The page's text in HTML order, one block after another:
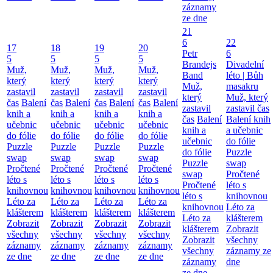
záznamy
ze dne
17
5
Muž,
který
zastavil
čas Balení
knih a
učebnic
do fólie
Puzzle
swap
Pročtené
léto s
knihovnou
Léto za
klášterem
Zobrazit
všechny
záznamy
ze dne
18
5
Muž,
který
zastavil
čas Balení
knih a
učebnic
do fólie
Puzzle
swap
Pročtené
léto s
knihovnou
Léto za
klášterem
Zobrazit
všechny
záznamy
ze dne
19
5
Muž,
který
zastavil
čas Balení
knih a
učebnic
do fólie
Puzzle
swap
Pročtené
léto s
knihovnou
Léto za
klášterem
Zobrazit
všechny
záznamy
ze dne
20
5
Muž,
který
zastavil
čas Balení
knih a
učebnic
do fólie
Puzzle
swap
Pročtené
léto s
knihovnou
Léto za
klášterem
Zobrazit
všechny
záznamy
ze dne
21
6
Petr
Brandejs
Band
Muž,
který
zastavil
čas Balení
knih a
učebnic
do fólie
Puzzle
swap
Pročtené
léto s
knihovnou
Léto za
klášterem
Zobrazit
všechny
záznamy
22
6
Divadelní
léto | Bůh
masakru
Muž, který
zastavil čas
Balení knih
a učebnic
do fólie
Puzzle
swap
Pročtené
léto s
knihovnou
Léto za
klášterem
Zobrazit
všechny
záznamy ze
dne